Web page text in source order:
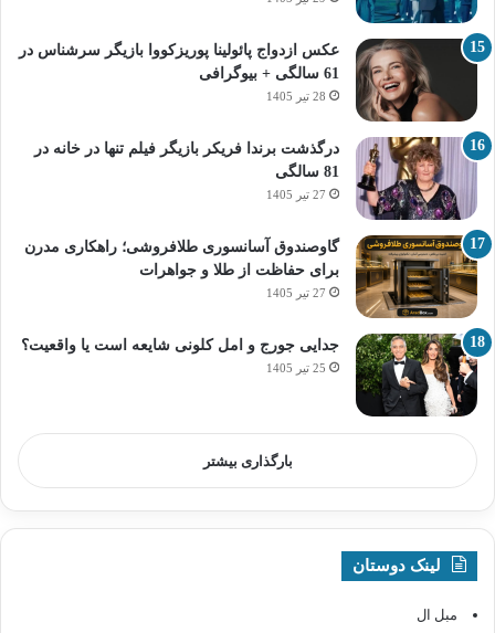
عکس ازدواج پائولینا پوریزکووا بازیگر سرشناس در
61 سالگی + بیوگرافی
28 تیر 1405
درگذشت برندا فریکر بازیگر فیلم تنها در خانه در
81 سالگی
27 تیر 1405
گاوصندوق آسانسوری طلافروشی؛ راهکاری مدرن
برای حفاظت از طلا و جواهرات
27 تیر 1405
جدایی جورج و امل کلونی شایعه است یا واقعیت؟
25 تیر 1405
بارگذاری بیشتر
لینک دوستان
مبل ال